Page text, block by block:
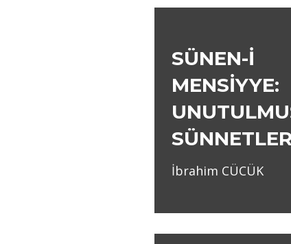
SÜNEN-İ
MENSİYYE:
SÜNNETLER
İbrahim CÜCÜK